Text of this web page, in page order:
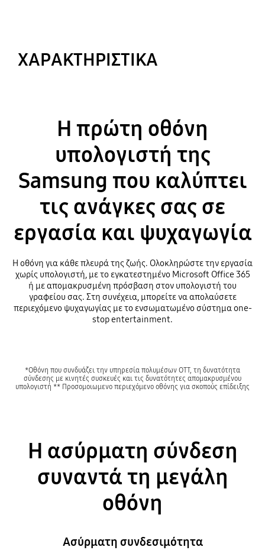
ΧΑΡΑΚΤΗΡΙΣΤΙΚΑ
Η πρώτη οθόνη
υπολογιστή της
Samsung που καλύπτει
τις ανάγκες σας σε
εργασία και ψυχαγωγία
Η οθόνη για κάθε πλευρά της ζωής. Ολοκληρώστε την εργασία
χωρίς υπολογιστή, με το εγκατεστημένο Microsoft Office 365
ή με απομακρυσμένη πρόσβαση στον υπολογιστή του
γραφείου σας. Στη συνέχεια, μπορείτε να απολαύσετε
περιεχόμενο ψυχαγωγίας με το ενσωματωμένο σύστημα one-
stop entertainment.
*Οθόνη που συνδυάζει την υπηρεσία πολυμέσων OTT, τη δυνατότητα
σύνδεσης με κινητές συσκευές και τις δυνατότητες απομακρυσμένου
υπολογιστή ** Προσομοιωμενο περιεχόμενο οθόνης για σκοπούς επίδειξης
Η ασύρματη σύνδεση
συναντά τη μεγάλη
οθόνη
Ασύρματη συνδεσιμότητα